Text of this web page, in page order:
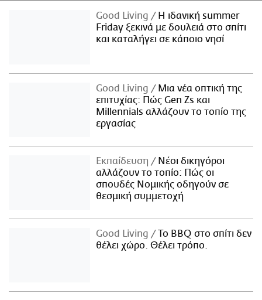
Good Living
Η ιδανική summer
Friday ξεκινά με δουλειά στο σπίτι
και καταλήγει σε κάποιο νησί
Good Living
Μια νέα οπτική της
επιτυχίας: Πώς Gen Zs και
Millennials αλλάζουν το τοπίο της
εργασίας
Εκπαίδευση
Νέοι δικηγόροι
αλλάζουν το τοπίο: Πώς οι
σπουδές Νομικής οδηγούν σε
θεσμική συμμετοχή
Good Living
Το BBQ στο σπίτι δεν
θέλει χώρο. Θέλει τρόπο.